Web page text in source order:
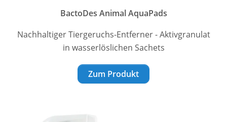
BactoDes Animal AquaPads
Nachhaltiger Tiergeruchs-Entferner - Aktivgranulat
in wasserlöslichen Sachets
Zum Produkt